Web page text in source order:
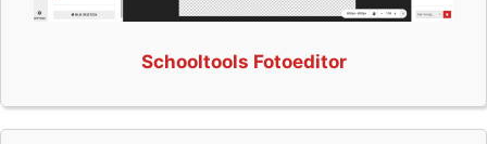
Schooltools Fotoeditor